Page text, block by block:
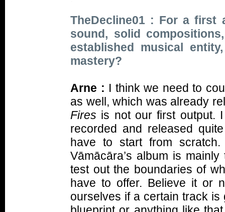
TheDecline01 : For a first
sound, solid
established musical
mastery?
Arne : I think we need to
as well, which was already
Fires is not our first output.
recorded and released
have to start from
Vāmācāra’s album is
test out the boundaries of
have to offer. Believe it or
ourselves if a certain track is